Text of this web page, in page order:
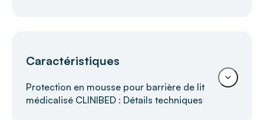
lit CLINIBED – Sécurité renforcée et
Laprotection en mousse pour barrière de lit
Caractéristiques
Protection en mousse pour barrière de lit
médicalisé CLINIBED : Détails techniques